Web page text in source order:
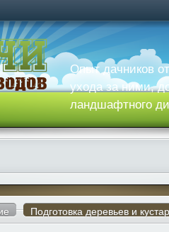
Опыт дачников
ухода за ними,
ландшафтного
Подготовка деревьев и